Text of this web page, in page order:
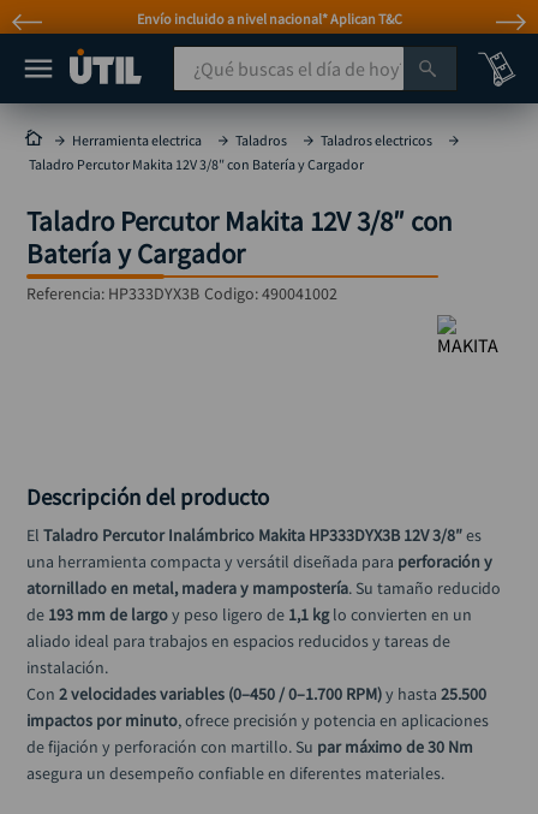
Envío incluido a nivel nacional* Aplican T&C
¿Qué buscas el día de hoy?
Herramienta electrica Taladros
Taladros electricos
Taladro Percutor Makita 12V 3/8″ con Batería y Cargador
Taladro Percutor Makita 12V 3/8″ con
Batería y Cargador
Referencia: HP333DYX3B Codigo:490041002
Descripción del producto
El Taladro Percutor Inalámbrico Makita HP333DYX3B 12V 3/8″ es
una herramienta compacta y versátil diseñada para perforación y
atornillado en metal, madera y mampostería. Su tamaño reducido
de 193 mm de largo y peso ligero de 1,1 kg lo convierten en un
aliado ideal para trabajos en espacios reducidos y tareas de
instalación.
Con 2 velocidades variables (0–450 / 0–1.700 RPM) y hasta 25.500
impactos por minuto, ofrece precisión y potencia en aplicaciones
de fijación y perforación con martillo. Su par máximo de 30 Nm
asegura un desempeño confiable en diferentes materiales.
MÁS BUSCADOS
taladro
taladros pulidoras
compresor
broca
taladro inalámbrico
llave impacto